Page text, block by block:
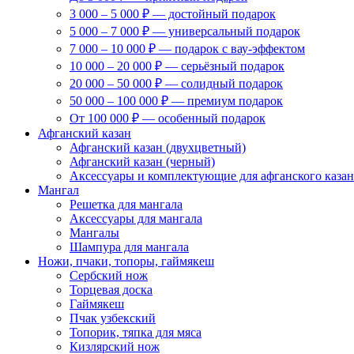
3 000 – 5 000 ₽ — достойный подарок
5 000 – 7 000 ₽ — универсальный подарок
7 000 – 10 000 ₽ — подарок с вау-эффектом
10 000 – 20 000 ₽ — серьёзный подарок
20 000 – 50 000 ₽ — солидный подарок
50 000 – 100 000 ₽ — премиум подарок
От 100 000 ₽ — особенный подарок
Афганский казан
Афганский казан (двухцветный)
Афганский казан (черный)
Аксессуары и комплектующие для афганского
Мангал
Решетка для мангала
Аксессуары для мангала
Мангалы
Шампура для мангала
Ножи, пчаки, топоры, гаймякеш
Сербский нож
Торцевая доска
Гаймякеш
Пчак узбекский
Топорик, тяпка для мяса
Кизлярский нож